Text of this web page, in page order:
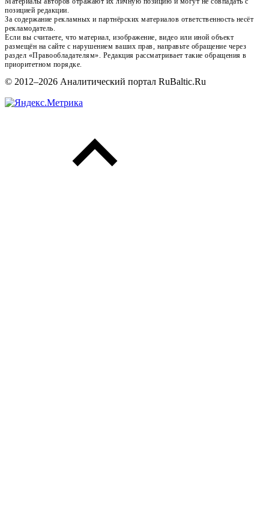
позицией редакции.
За содержание рекламных и партнёрских материалов ответственность несёт
рекламодатель.
Если вы считаете, что материал, изображение, видео или иной объект
размещён на сайте с нарушением ваших прав, направьте обращение через
раздел «Правообладателям». Редакция рассматривает такие обращения в
приоритетном порядке.
© 2012–2026 Аналитический портал RuBaltic.Ru